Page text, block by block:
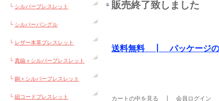
└ シルバーブレスレット
└ シルバーバングル
└ レザー本革ブレスレット
└ 真鍮＋シルバーブレスレット
└ 銅＋シルバーブレスレット
└ 紐コードブレスレット
販売終了致しました
送料無料 ┃ パッケージの
カートの中を見る 会員ログイン